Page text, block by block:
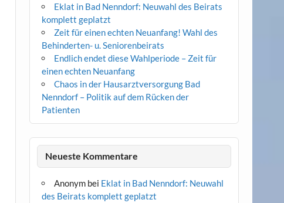
Eklat in Bad Nenndorf: Neuwahl des Beirats
komplett geplatzt
Zeit für einen echten Neuanfang! Wahl des
Behinderten- u. Seniorenbeirats
Endlich endet diese Wahlperiode – Zeit für
einen echten Neuanfang
Chaos in der Hausarztversorgung Bad
Nenndorf – Politik auf dem Rücken der
Patienten
Neueste Kommentare
Anonym bei Eklat in Bad Nenndorf: Neuwahl
des Beirats komplett geplatzt